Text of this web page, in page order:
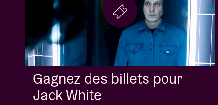
Gagnez des billets pour
Jack White